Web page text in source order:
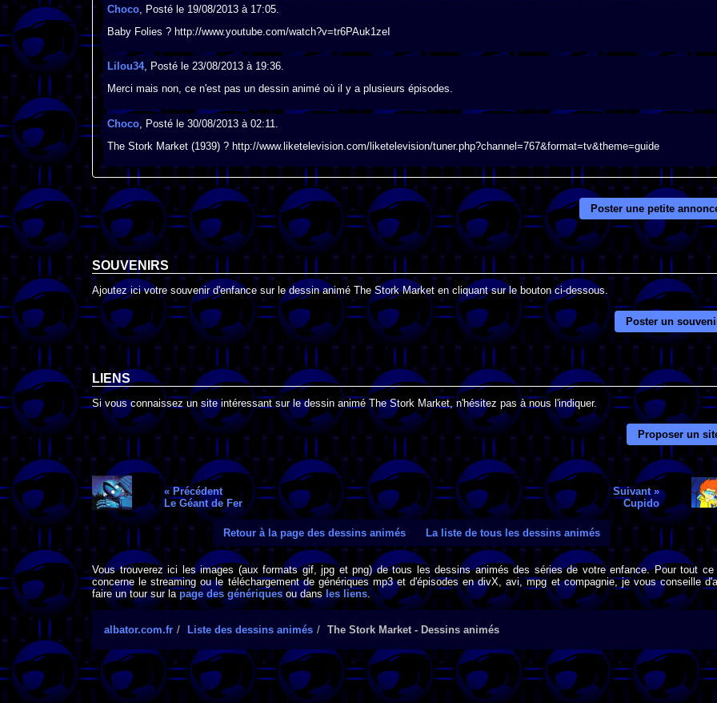
Choco, Posté le 19/08/2013 à 17:05.
Baby Folies ? http://www.youtube.com/watch?v=tr6PAuk1zeI
Lilou34, Posté le 23/08/2013 à 19:36.
Merci mais non, ce n'est pas un dessin animé où il y a plusieurs épisodes.
Choco, Posté le 30/08/2013 à 02:11.
The Stork Market (1939) ? http://www.liketelevision.com/liketelevision/tuner.php?channel=767&format=tv&theme=guide
Poster une petite
SOUVENIRS
Ajoutez ici votre souvenir d'enfance sur le dessin animé The Stork Market en cliquant sur le bouton ci-dessous.
Poster un
LIENS
Si vous connaissez un site intéressant sur le dessin animé The Stork Market, n'hésitez pas à nous l'indiquer.
Proposer un
« Précédent
Le Géant de Fer
Suivant »
Cupido
Retour à la page des dessins animés La liste de tous les dessins animés
Vous trouverez ici les images (aux formats gif, jpg et png) de tous les dessins animés des séries de votre enfance. Pour tout ce
concerne le streaming ou le téléchargement de génériques mp3 et d'épisodes en divX, avi, mpg et compagnie, je vous conseille
faire un tour sur lapage des génériquesou dansles liens.
albator.com.fr Liste des dessins animés The Stork Market - Dessins animés